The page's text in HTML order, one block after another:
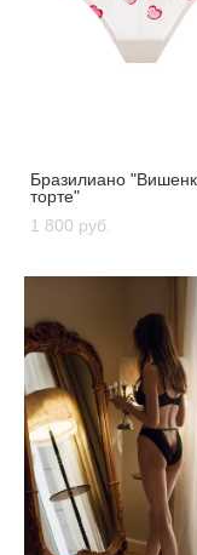
Бразилиано
торте"
1 800 pуб.